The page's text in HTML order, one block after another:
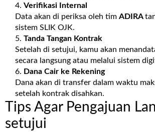
Verifikasi Internal
Data akan di periksa oleh tim ADIRA
sistem SLIK OJK.
Tanda Tangan Kontrak
Setelah di setujui, kamu akan
secara langsung atau melalui sistem
Dana Cair ke Rekening
Dana akan di transfer dalam waktu
setelah kontrak disahkan.
Tips Agar Pengajuan
setujui